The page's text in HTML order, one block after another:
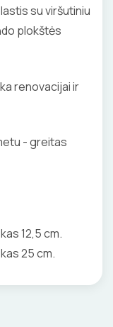
su viršutiniu
plokštės
renovacijai ir
- greitas
12,5 cm.
25 cm.